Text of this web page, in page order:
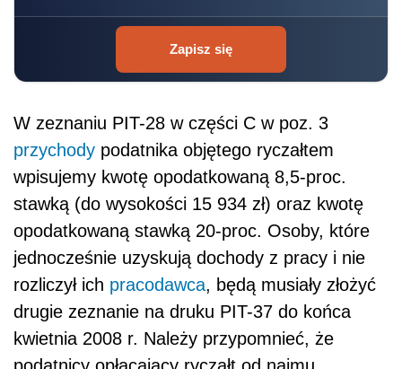
Zapisz się
W zeznaniu PIT-28 w części C w poz. 3
przychody podatnika objętego ryczałtem
wpisujemy kwotę opodatkowaną 8,5-proc.
stawką (do wysokości 15 934 zł) oraz kwotę
opodatkowaną stawką 20-proc. Osoby, które
jednocześnie uzyskują dochody z pracy i nie
rozliczył ich pracodawca, będą musiały złożyć
drugie zeznanie na druku PIT-37 do końca
kwietnia 2008 r. Należy przypomnieć, że